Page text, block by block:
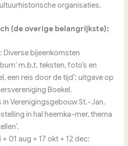
organisaties.
(de overige belangrijkste):
Diverse bijeenkomsten
m.b.t. teksten, foto’s en
een reis door de tijd’; uitgave op
Boekel.
in Verenigingsgebouw St.-Jan.
in hal heemka-mer, thema
01 aug + 17 okt + 12 dec: